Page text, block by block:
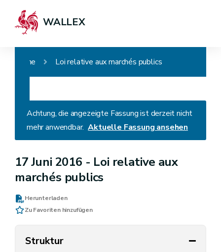
WALLEX
Home Loi relative aux marchés publics
Achtung, die angezeigte Fassung ist derzeit nicht
mehr anwendbar. Aktuelle Fassung ansehen
17 Juni 2016 - Loi relative aux
marchés publics
Herunterladen
Zu Favoriten hinzufügen
Struktur